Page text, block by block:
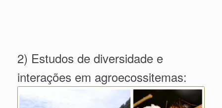
2) Estudos de diversidade e
interações em agroecossitemas: